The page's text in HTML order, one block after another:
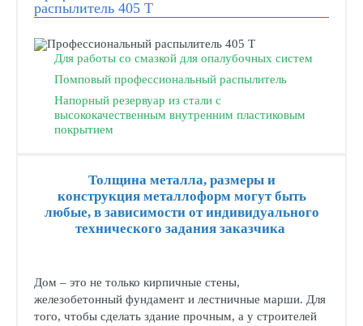
распылитель 405 Т
Для работы со смазкой для опалубочных систем
Помповый профессиональный распылитель
Напорный резервуар из стали с
высококачественным внутренним пластиковым
покрытием
Толщина металла, размеры и
конструкция металлоформ могут быть
любые, в зависимости от индивидуального
технического задания заказчика
Дом – это не только кирпичные стены,
железобетонный фундамент и лестничные марши. Для
того, чтобы сделать здание прочным, а у строителей